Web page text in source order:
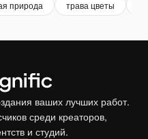
природа трава цветы
ваших лучших работ.
среди креаторов,
и студий.